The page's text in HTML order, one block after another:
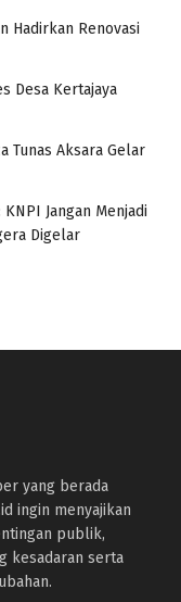
Hadirkan Renovasi
Desa Kertajaya
Tunas Aksara Gelar
Jangan Menjadi
Digelar
yang berada
ingin menyajikan
publik,
kesadaran serta